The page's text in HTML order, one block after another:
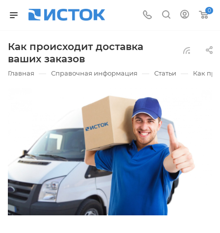
0
Как происходит доставка
ваших заказов
Главная — Справочная информация — Статьи — Как